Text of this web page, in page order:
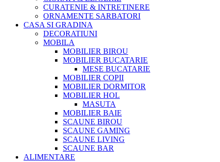
CURATENIE & INTRETINERE
ORNAMENTE SARBATORI
CASA SI GRADINA
DECORATIUNI
MOBILA
MOBILIER BIROU
MOBILIER BUCATARIE
MESE BUCATARIE
MOBILIER COPII
MOBILIER DORMITOR
MOBILIER HOL
MASUTA
MOBILIER BAIE
SCAUNE BIROU
SCAUNE GAMING
SCAUNE LIVING
SCAUNE BAR
ALIMENTARE